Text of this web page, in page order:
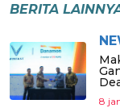
BERITA
8